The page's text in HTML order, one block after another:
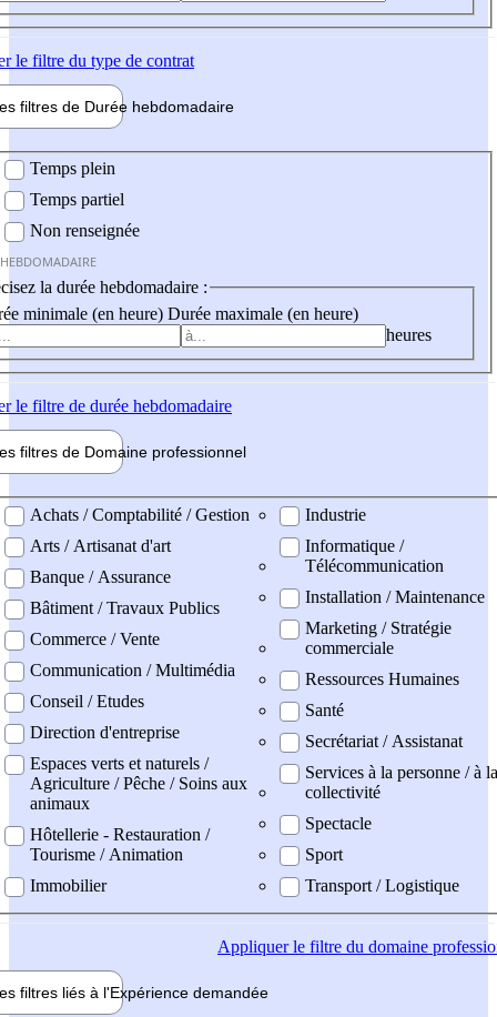
le filtre du type de contrat
filtres de Durée hebdomadaire
Temps plein
Temps partiel
Non renseignée
la durée hebdomadaire :
minimale (en heure) Durée maximale (en heure)
heures
le filtre de durée hebdomadaire
filtres de Domaine professionnel
professionel
Achats / Comptabilité / Gestion
Arts / Artisanat d'art
Banque / Assurance
Bâtiment / Travaux Publics
Commerce / Vente
Communication / Multimédia
Conseil / Etudes
Direction d'entreprise
Espaces verts et naturels /
Agriculture / Pêche / Soins aux
animaux
Hôtellerie - Restauration /
Tourisme / Animation
Immobilier
Industrie
Informatique /
Télécommunication
Installation / Maintenance
Marketing / Stratégie
commerciale
Ressources Humaines
Santé
Secrétariat / Assistanat
Services à la personne / à la
collectivité
Spectacle
Sport
Transport / Logistique
Appliquerle filtre du domaine
filtres liés à l'Expérience demandée